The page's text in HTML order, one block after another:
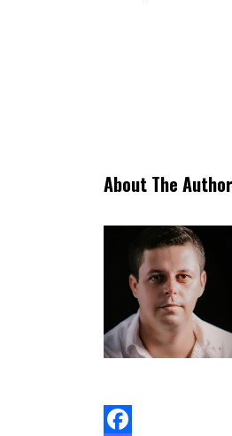
About The Author